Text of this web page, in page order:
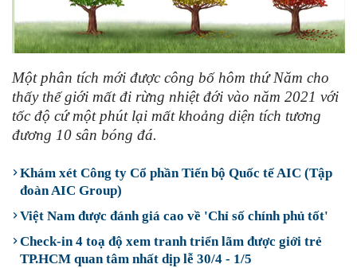
Một phân tích mới được công bố hôm thứ Năm cho
thấy thế giới mất đi rừng nhiệt đới vào năm 2021 với
tốc độ cứ một phút lại mất khoảng diện tích tương
đương 10 sân bóng đá.
Khám xét Công ty Cổ phần Tiến bộ Quốc tế AIC (Tập
đoàn AIC Group)
Việt Nam được đánh giá cao về 'Chỉ số chính phủ tốt'
Check-in 4 toạ độ xem tranh triển lãm được giới trẻ
TP.HCM quan tâm nhất dịp lễ 30/4 - 1/5